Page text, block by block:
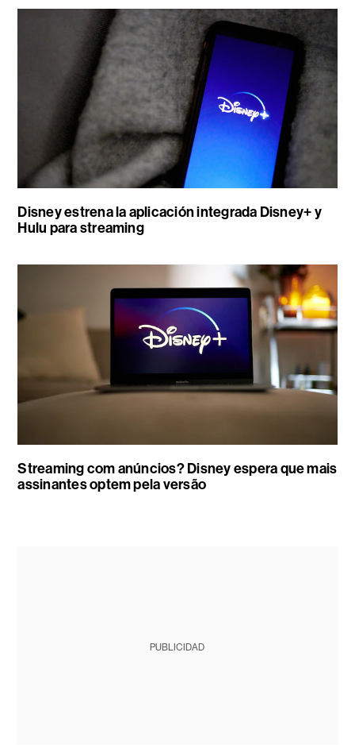
Disney estrena la aplicación integrada Disney+ y
Hulu para streaming
Streaming com anúncios? Disney espera que mais
assinantes optem pela versão
PUBLICIDAD